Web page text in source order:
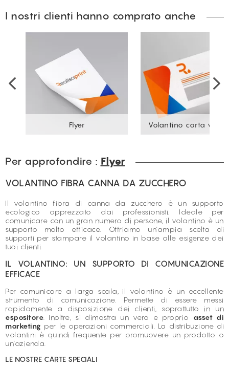
I nostri clienti hanno comprato anche
Flyer Volantino carta
Per approfondire : Flyer
VOLANTINO FIBRA CANNA DA ZUCCHERO
Il volantino fibra di canna da zucchero è un supporto
ecologico apprezzato dai professionisti. Ideale per
comunicare con un gran numero di persone, il volantino è un
supporto molto efficace. Offriamo un'ampia scelta di
supporti per stampare il volantino in base alle esigenze dei
tuoi clienti.
IL VOLANTINO: UN SUPPORTO DI COMUNICAZIONE
EFFICACE
Per comunicare a larga scala, il volantino è un eccellente
strumento di comunicazione. Permette di essere messi
rapidamente a disposizione dei clienti, soprattutto in un
espositore . Inoltre, si dimostra un vero e proprio asset di
marketing per le operazioni commerciali. La distribuzione di
volantini è quindi frequente per promuovere un prodotto o
un'azienda.
LE NOSTRE CARTE SPECIALI